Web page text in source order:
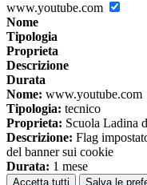
www.youtube.com
Nome
Tipologia
Proprieta
Descrizione
Durata
Nome: www.youtube.com
Tipologia: tecnico
Proprieta: Scuola Ladina
Descrizione: Flag
del banner sui cookie
Durata: 1 mese
Accetta tutti Salva le